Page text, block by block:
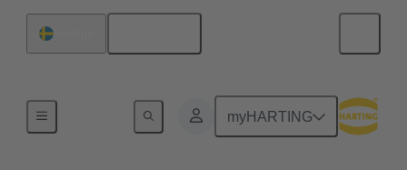
myHARTING
Förbindning moderkort till dotterkort